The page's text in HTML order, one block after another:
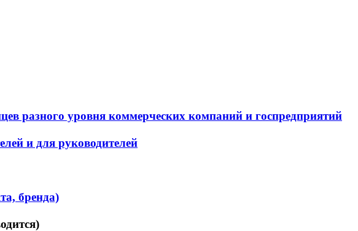
разного уровня коммерческих компаний и госпредприятий
и для руководителей
бренда)